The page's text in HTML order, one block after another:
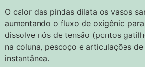
O calor das pindas dilata os vasos
aumentando o fluxo de oxigênio
dissolve nós de tensão (pontos
na coluna, pescoço e articulações
instantânea.